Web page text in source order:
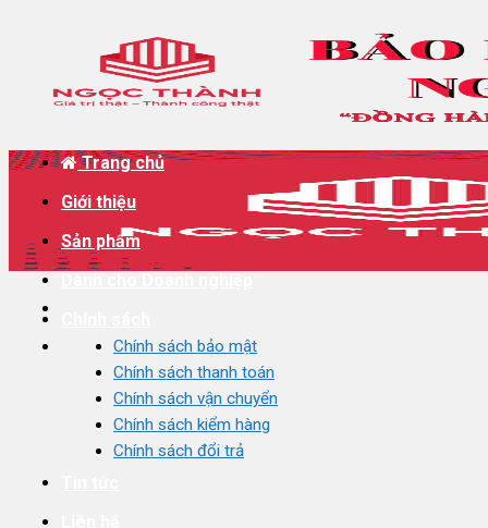
Trang chủ
Giới thiệu
Sản phẩm
Chính sách bảo mật
Chính sách thanh toán
Chính sách vận chuyển
Chính sách kiểm hàng
Chính sách đổi trả